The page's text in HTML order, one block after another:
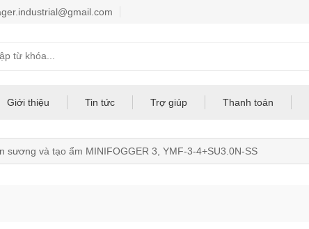
Giới thiệu Tin tức Trợ giúp Thanh toán
sương và tạo ẩm MINIFOGGER 3, YMF-3-4+SU3.0N-SS